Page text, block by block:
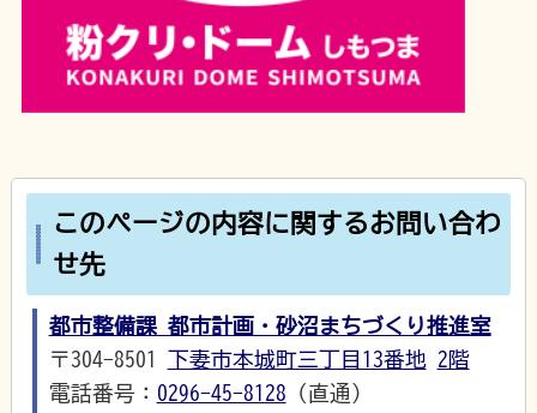
このページの内容に関するお問い合わ
せ先
都市整備課 都市計画・砂沼まちづくり推進室
〒304-8501 下妻市本城町三丁目13番地 2階
電話番号： 0296-45-8128 （直通）